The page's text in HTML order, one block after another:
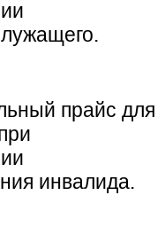
прайс для
инвалида.